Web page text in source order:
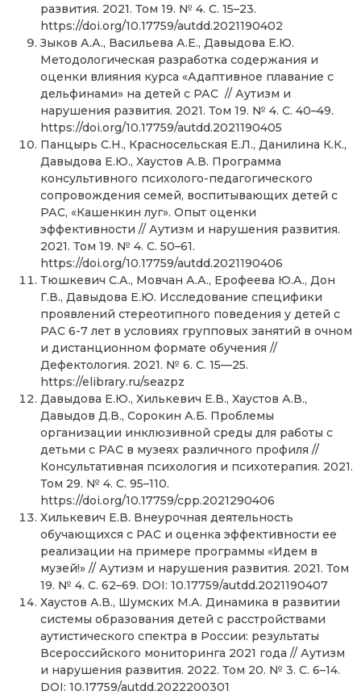
развития. 2021. Том 19. № 4. С. 15–23.
https://doi.org/10.17759/autdd.2021190402
Зыков А.А., Васильева А.Е., Давыдова Е.Ю.
Методологическая разработка содержания и
оценки влияния курса «Адаптивное плавание с
дельфинами» на детей с РАС // Аутизм и
нарушения развития. 2021. Том 19. № 4. С. 40–49.
https://doi.org/10.17759/autdd.2021190405
Панцырь С.Н., Красносельская Е.Л., Данилина К.К.,
Давыдова Е.Ю., Хаустов А.В. Программа
консультивного психолого-педагогического
сопровождения семей, воспитывающих детей с
РАС, «Кашенкин луг». Опыт оценки
эффективности // Аутизм и нарушения развития.
2021. Том 19. № 4. С. 50–61.
https://doi.org/10.17759/autdd.2021190406
Тюшкевич С.А., Мовчан А.А., Ерофеева Ю.А., Дон
Г.В., Давыдова Е.Ю. Исследование специфики
проявлений стереотипного поведения у детей с
РАС 6-7 лет в условиях групповых занятий в очном
и дистанционном формате обучения //
Дефектология. 2021. № 6. С. 15—25.
https://elibrary.ru/seazpz
Давыдова Е.Ю., Хилькевич Е.В., Хаустов А.В.,
Давыдов Д.В., Сорокин А.Б. Проблемы
организации инклюзивной среды для работы с
детьми с РАС в музеях различного профиля //
Консультативная психология и психотерапия. 2021.
Том 29. № 4. С. 95–110.
https://doi.org/10.17759/cpp.2021290406
Хилькевич Е.В. Внеурочная деятельность
обучающихся с РАС и оценка эффективности ее
реализации на примере программы «Идем в
музей!» // Аутизм и нарушения развития. 2021. Том
19. № 4. С. 62–69. DOI: 10.17759/autdd.2021190407
Хаустов А.В., Шумских М.А. Динамика в развитии
системы образования детей с расстройствами
аутистического спектра в России: результаты
Всероссийского мониторинга 2021 года // Аутизм
и нарушения развития. 2022. Том 20. № 3. С. 6–14.
DOI: 10.17759/autdd.2022200301